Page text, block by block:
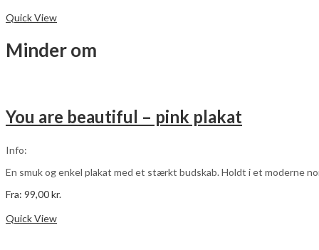
varianter.
varesiden
Quick View
Minder om
You are beautiful – pink plakat
Info:
En smuk og enkel plakat med et stærkt budskab. Holdt i et moderne
Fra: 99,00kr.
Quick View